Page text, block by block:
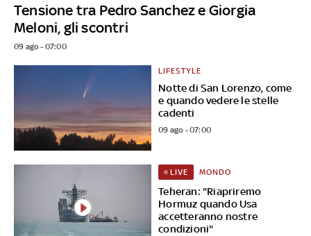
Tensione tra Pedro Sanchez e Giorgia
Meloni, gli scontri
09 ago - 07:00
Notte di San Lorenzo, come
e quando vedere le stelle
cadenti
LIFESTYLE
09 ago - 07:00
Teheran: "Riapriremo
Hormuz quando Usa
accetteranno nostre
condizioni"
LIVE MONDO